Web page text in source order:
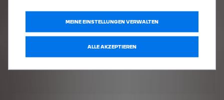
Schützen & Verbessern
Radkästen in einer Vielzahl strapazierfähiger, pflegeleichter
MEINE EINSTELLUNGEN VERWALTEN
ALLE AKZEPTIEREN